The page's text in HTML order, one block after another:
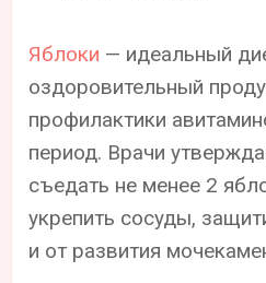
Яблоки — идеальный
оздоровительный
профилактики
период. Врачи
съедать не менее 2
укрепить сосуды,
и от развития